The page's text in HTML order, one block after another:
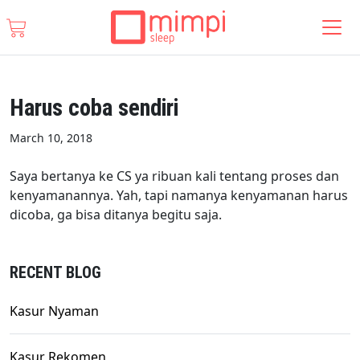
Harus coba sendiri
March 10, 2018
Saya bertanya ke CS ya ribuan kali tentang proses dan
kenyamanannya. Yah, tapi namanya kenyamanan harus
dicoba, ga bisa ditanya begitu saja.
RECENT BLOG
Kasur Nyaman